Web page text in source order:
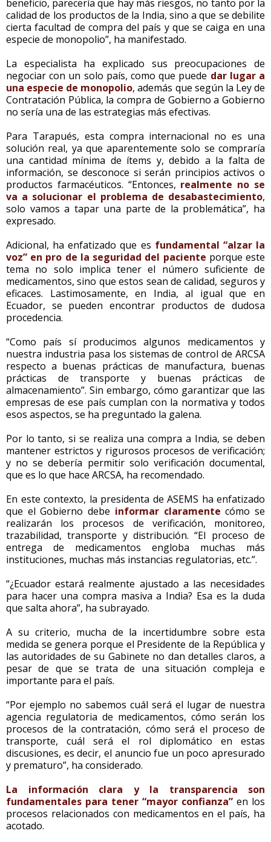
beneficio, parecería que hay más riesgos, no tanto por la
calidad de los productos de la India, sino a que se debilite
cierta facultad de compra del país y que se caiga en una
especie de monopolio”, ha manifestado.
La especialista ha explicado sus preocupaciones de
negociar con un solo país, como que puede dar lugar a
una especie de monopolio, además que según la Ley de
Contratación Pública, la compra de Gobierno a Gobierno
no sería una de las estrategias más efectivas.
Para Tarapués, esta compra internacional no es una
solución real, ya que aparentemente solo se compraría
una cantidad mínima de ítems y, debido a la falta de
información, se desconoce si serán principios activos o
productos farmacéuticos. “Entonces, realmente no se
va a solucionar el problema de desabastecimiento,
solo vamos a tapar una parte de la problemática”, ha
expresado.
Adicional, ha enfatizado que es fundamental “alzar la
voz” en pro de la seguridad del paciente porque este
tema no solo implica tener el número suficiente de
medicamentos, sino que estos sean de calidad, seguros y
eficaces. Lastimosamente, en India, al igual que en
Ecuador, se pueden encontrar productos de dudosa
procedencia.
“Como país sí producimos algunos medicamentos y
nuestra industria pasa los sistemas de control de ARCSA
respecto a buenas prácticas de manufactura, buenas
prácticas de transporte y buenas prácticas de
almacenamiento”. Sin embargo, cómo garantizar que las
empresas de ese país cumplan con la normativa y todos
esos aspectos, se ha preguntado la galena.
Por lo tanto, si se realiza una compra a India, se deben
mantener estrictos y rigurosos procesos de verificación;
y no se debería permitir solo verificación documental,
que es lo que hace ARCSA, ha recomendado.
En este contexto, la presidenta de ASEMS ha enfatizado
que el Gobierno debe informar claramente cómo se
realizarán los procesos de verificación, monitoreo,
trazabilidad, transporte y distribución. “El proceso de
entrega de medicamentos engloba muchas más
instituciones, muchas más instancias regulatorias, etc.”.
“¿Ecuador estará realmente ajustado a las necesidades
para hacer una compra masiva a India? Esa es la duda
que salta ahora”, ha subrayado.
A su criterio, mucha de la incertidumbre sobre esta
medida se genera porque el Presidente de la República y
las autoridades de su Gabinete no dan detalles claros, a
pesar de que se trata de una situación compleja e
importante para el país.
“Por ejemplo no sabemos cuál será el lugar de nuestra
agencia regulatoria de medicamentos, cómo serán los
procesos de la contratación, cómo será el proceso de
transporte, cuál será el rol diplomático en estas
discusiones, es decir, el anuncio fue un poco apresurado
y prematuro”, ha considerado.
La información clara y la transparencia son
fundamentales para tener “mayor confianza” en los
procesos relacionados con medicamentos en el país, ha
acotado.